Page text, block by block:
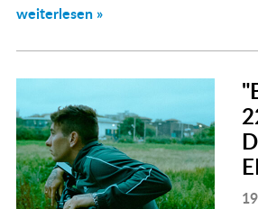
weiterlesen »